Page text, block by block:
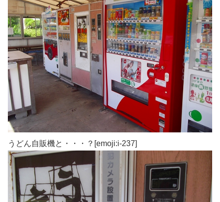
うどん自販機と・・・？[emoji:i-237]